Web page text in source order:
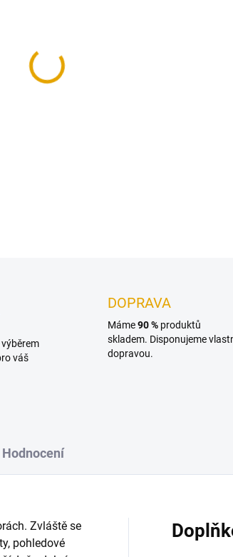
Penetrace a lazura sjednocená v
váš
DOPRAVA
Máme90 % produktů
skladem. Disponujeme
dopravou.
Hodnocení
Zvláště se
pohledové